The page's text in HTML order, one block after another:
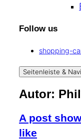
Follow us
shopping-
Seitenleiste &
Autor:
A post
like